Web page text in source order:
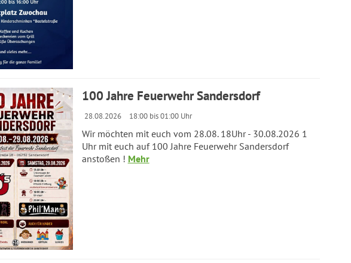
100 Jahre Feuerwehr Sandersdorf
28.08.2026 18:00 bis 01:00 Uhr
Wir möchten mit euch vom 28.08. 18Uhr - 30.08.2026 1
Uhr mit euch auf 100 Jahre Feuerwehr Sandersdorf
anstoßen ! Mehr